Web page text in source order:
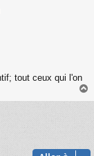
tout ceux qui l'on
a